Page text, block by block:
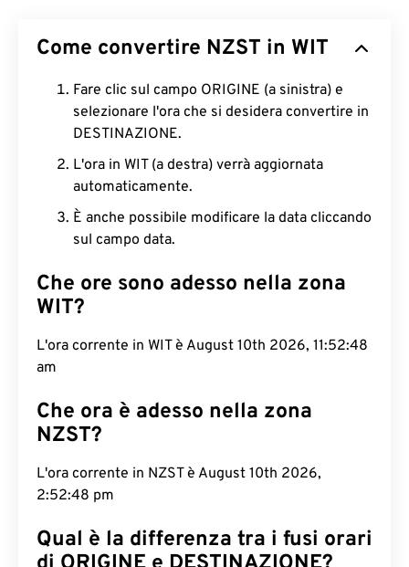
Come convertire NZST in WIT
Fare clic sul campo ORIGINE (a sinistra) e
selezionare l'ora che si desidera convertire in
DESTINAZIONE.
L'ora in WIT (a destra) verrà aggiornata
automaticamente.
È anche possibile modificare la data cliccando
sul campo data.
Che ore sono adesso nella zona
WIT?
L'ora corrente in WIT è August 10th 2026, 11:52:49
am
Che ora è adesso nella zona
NZST?
L'ora corrente in NZST è August 10th 2026,
2:52:49 pm
Qual è la differenza tra i fusi orari